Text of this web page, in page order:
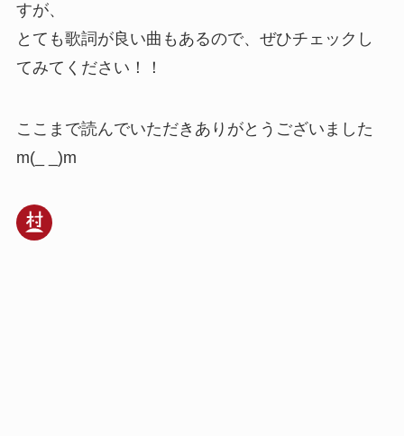
すが、
とても歌詞が良い曲もあるので、ぜひチェックし
てみてください！！
ここまで読んでいただきありがとうございました
m(_ _)m